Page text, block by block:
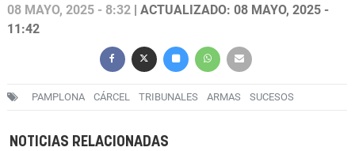
08 MAYO, 2025 - 8:32 | ACTUALIZADO: 08 MAYO, 2025 -
11:42
PAMPLONA CÁRCEL TRIBUNALES ARMAS SUCESOS
NOTICIAS RELACIONADAS